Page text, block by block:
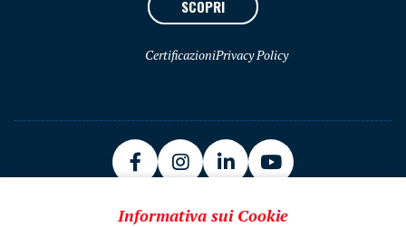
Informativa sui Cookie
SCOPRI
CertificazioniPrivacy Policy